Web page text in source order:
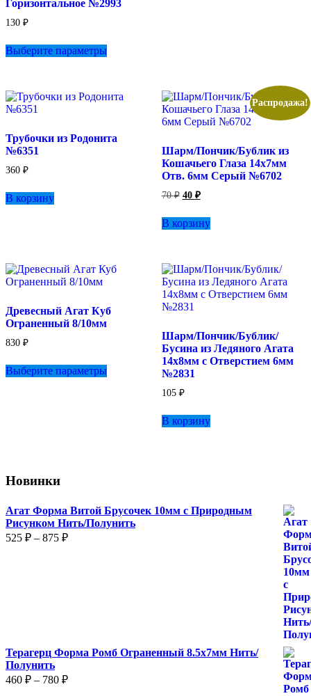
Горизонтальное №2993
130 ₽
Выберите параметры
Опции
на
Трубочки из Родонита
№6351
360 ₽
В корзину
Распродажа!
Шарм/Пончик/Бублик из
Кошачьего Глаза 14х7мм
Отв. 6мм Серый №6702
70₽ Первоначальная
составляла
70 ₽.
40 ₽Текущая
40 ₽.
В корзину
Древесный Агат Куб
Ограненный 8/10мм
830 ₽
Выберите параметры
Шарм/Пончик/Бублик/
Бусина из Ледяного Агата
14х8мм с Отверстием 6мм
№2831
105 ₽
В корзину
Новинки
Агат Форма Витой Брусочек 10мм с Природным
Рисунком Нить/Полунить
525 ₽ – 875 ₽Диапазон
Терагерц Форма Ромб Ограненный 8.5х7мм Нить/
Полунить
460 ₽ – 780 ₽Диапазон